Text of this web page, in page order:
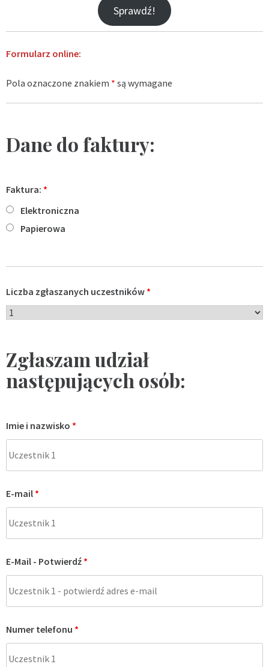
Sprawdź!
Formularz online:
Pola oznaczone znakiem * są wymagane
Dane do faktury:
Faktura: *
Elektroniczna
Papierowa
Liczba zgłaszanych uczestników *
Zgłaszam udział
następujących osób:
Imie i nazwisko *
E-mail *
E-Mail - Potwierdź *
Numer telefonu *